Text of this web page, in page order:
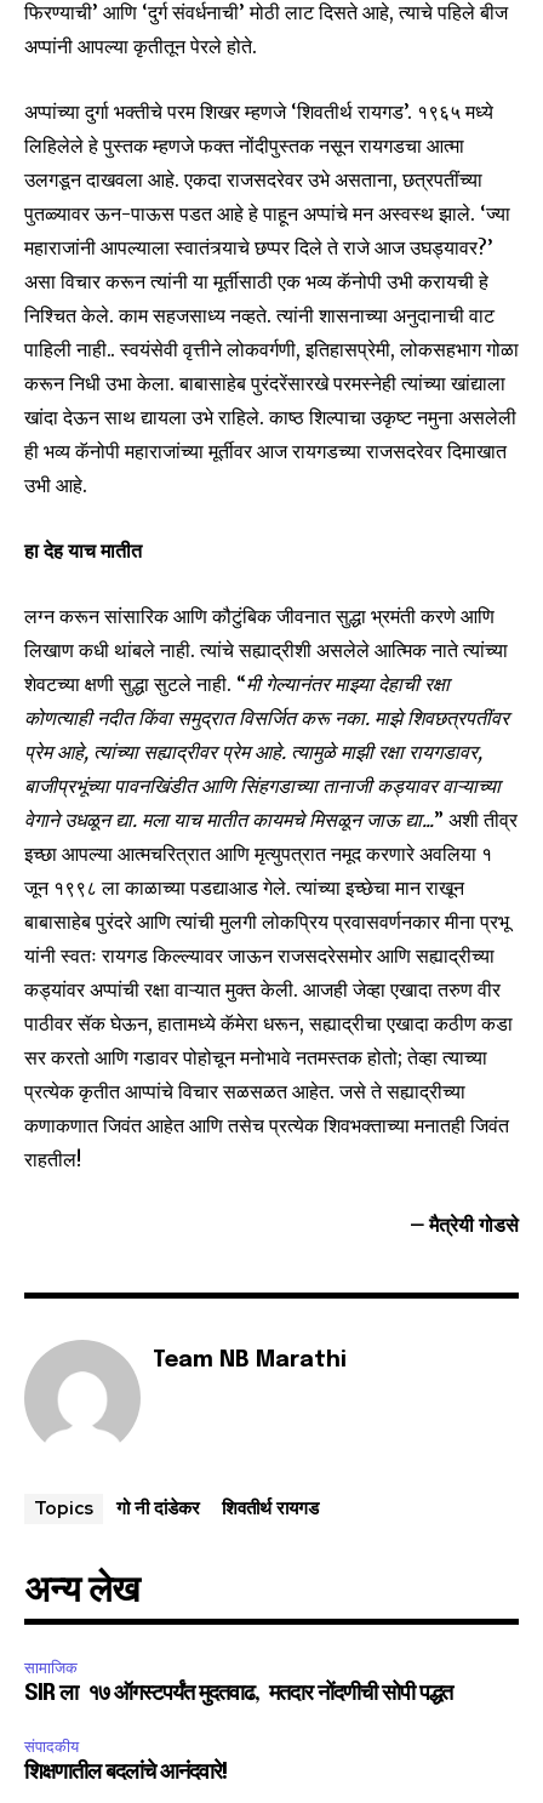
Fans Followers Followers
फिरण्याची’ आणि ‘दुर्ग संवर्धनाची’ मोठी लाट दिसते आहे, त्याचे पहिले बीज
अप्पांनी आपल्या कृतीतून पेरले होते.
अप्पांच्या दुर्गा भक्तीचे परम शिखर म्हणजे ‘शिवतीर्थ रायगड’. १९६५ मध्ये
लिहिलेले हे पुस्तक म्हणजे फक्त नोंदीपुस्तक नसून रायगडचा आत्मा
उलगडून दाखवला आहे. एकदा राजसदरेवर उभे असताना, छत्रपतींच्या
पुतळ्यावर ऊन-पाऊस पडत आहे हे पाहून अप्पांचे मन अस्वस्थ झाले. ‘ज्या
महाराजांनी आपल्याला स्वातंत्र्याचे छप्पर दिले ते राजे आज उघड्यावर?’
असा विचार करून त्यांनी या मूर्तीसाठी एक भव्य कॅनोपी उभी करायची हे
निश्चित केले. काम सहजसाध्य नव्हते. त्यांनी शासनाच्या अनुदानाची वाट
पाहिली नाही.. स्वयंसेवी वृत्तीने लोकवर्गणी, इतिहासप्रेमी, लोकसहभाग गोळा
करून निधी उभा केला. बाबासाहेब पुरंदरेंसारखे परमस्नेही त्यांच्या खांद्याला
खांदा देऊन साथ द्यायला उभे राहिले. काष्ठ शिल्पाचा उकृष्ट नमुना असलेली
ही भव्य कॅनोपी महाराजांच्या मूर्तीवर आज रायगडच्या राजसदरेवर दिमाखात
उभी आहे.
हा देह याच मातीत
लग्न करून सांसारिक आणि कौटुंबिक जीवनात सुद्धा भ्रमंती करणे आणि
लिखाण कधी थांबले नाही. त्यांचे सह्याद्रीशी असलेले आत्मिक नाते त्यांच्या
शेवटच्या क्षणी सुद्धा सुटले नाही. “मी गेल्यानंतर माझ्या देहाची रक्षा
कोणत्याही नदीत किंवा समुद्रात विसर्जित करू नका. माझे शिवछत्रपतींवर
प्रेम आहे, त्यांच्या सह्याद्रीवर प्रेम आहे. त्यामुळे माझी रक्षा रायगडावर,
बाजीप्रभूंच्या पावनखिंडीत आणि सिंहगडाच्या तानाजी कड्यावर वाऱ्याच्या
वेगाने उधळून द्या. मला याच मातीत कायमचे मिसळून जाऊ द्या...” अशी तीव्र
इच्छा आपल्या आत्मचरित्रात आणि मृत्युपत्रात नमूद करणारे अवलिया १
जून १९९८ ला काळाच्या पडद्याआड गेले. त्यांच्या इच्छेचा मान राखून
बाबासाहेब पुरंदरे आणि त्यांची मुलगी लोकप्रिय प्रवासवर्णनकार मीना प्रभू
यांनी स्वतः रायगड किल्ल्यावर जाऊन राजसदरेसमोर आणि सह्याद्रीच्या
कड्यांवर अप्पांची रक्षा वाऱ्यात मुक्त केली. आजही जेव्हा एखादा तरुण वीर
पाठीवर सॅक घेऊन, हातामध्ये कॅमेरा धरून, सह्याद्रीचा एखादा कठीण कडा
सर करतो आणि गडावर पोहोचून मनोभावे नतमस्तक होतो; तेव्हा त्याच्या
प्रत्येक कृतीत आप्पांचे विचार सळसळत आहेत. जसे ते सह्याद्रीच्या
कणाकणात जिवंत आहेत आणि तसेच प्रत्येक शिवभक्ताच्या मनातही जिवंत
राहतील!
– मैत्रेयी गोडसे
Team NB Marathi
Topics गो नी दांडेकर शिवतीर्थ रायगड
अन्य लेख
सामाजिक
SIR ला १७ ऑगस्टपर्यंत मुदतवाढ, मतदार नोंदणीची सोपी पद्धत
संपादकीय
शिक्षणातील बदलांचे आनंदवारे!